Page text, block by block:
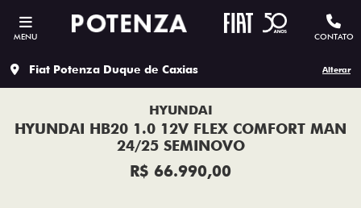
MENU CONTATO
Fiat Potenza Duque de Caxias Alterar
HYUNDAI
HYUNDAI HB20 1.0 12V FLEX COMFORT MAN
24/25 SEMINOVO
R$ 66.990,00